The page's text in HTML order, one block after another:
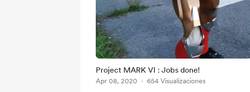
Project MARK VI : Jobs done!
Apr 08, 2020 654 Visualizaciones